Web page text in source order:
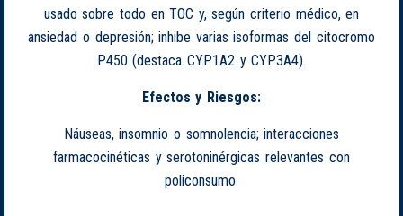
usado sobre todo en TOC y, según criterio médico, en
ansiedad o depresión; inhibe varias isoformas del citocromo
P450 (destaca CYP1A2 y CYP3A4).
Efectos y Riesgos:
Náuseas, insomnio o somnolencia; interacciones
farmacocinéticas y serotoninérgicas relevantes con
policonsumo.